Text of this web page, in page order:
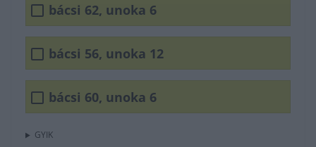
bácsi 62, unoka 6
bácsi 56, unoka 12
bácsi 60, unoka 6
GYIK